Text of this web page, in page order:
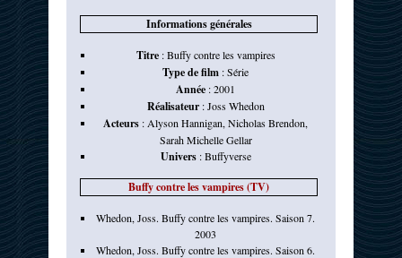
Informations générales
Titre:Buffy contre les vampires
Type de film :Série
Année :2001
Réalisateur:Joss Whedon
Acteurs : Alyson Hannigan,Nicholas Brendon,
Sarah Michelle Gellar
Univers:Buffyverse
Buffy contre les vampires (TV)
Whedon, Joss. Buffy contre les vampires. Saison 7.
2003
Whedon, Joss. Buffy contre les vampires. Saison 6.